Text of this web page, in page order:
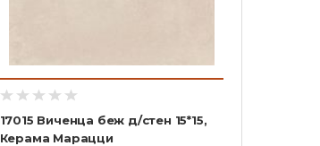
17015 Виченца беж д/стен 15*15,
Керама Марацци